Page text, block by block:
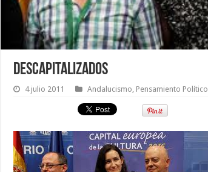
Descapitalizados
4 julio 2011 Andalucismo, Pensamiento Político